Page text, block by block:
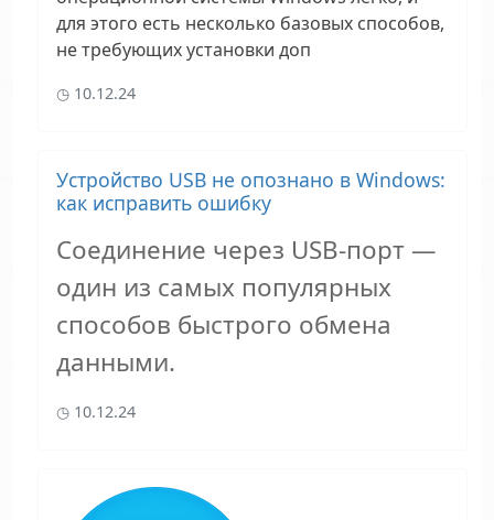
для этого есть несколько базовых способов,
не требующих установки доп
10.12.24
Устройство USB не опознано в Windows:
как исправить ошибку
Соединение через USB-порт —
один из самых популярных
способов быстрого обмена
данными.
10.12.24